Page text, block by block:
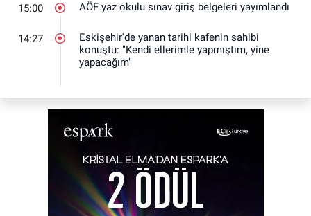
15:00 AÖF yaz okulu sınav giriş belgeleri yayımlandı
14:27
Eskişehir'de yanan tarihi kafenin sahibi
konuştu: "Kendi ellerimle yapmıştım, yine
yapacağım"